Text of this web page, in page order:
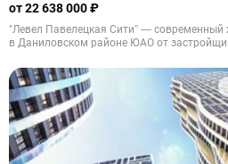
от 22 638 000 ₽
"Левел Павелецкая Сити” — современный
в Даниловском районе ЮАО от